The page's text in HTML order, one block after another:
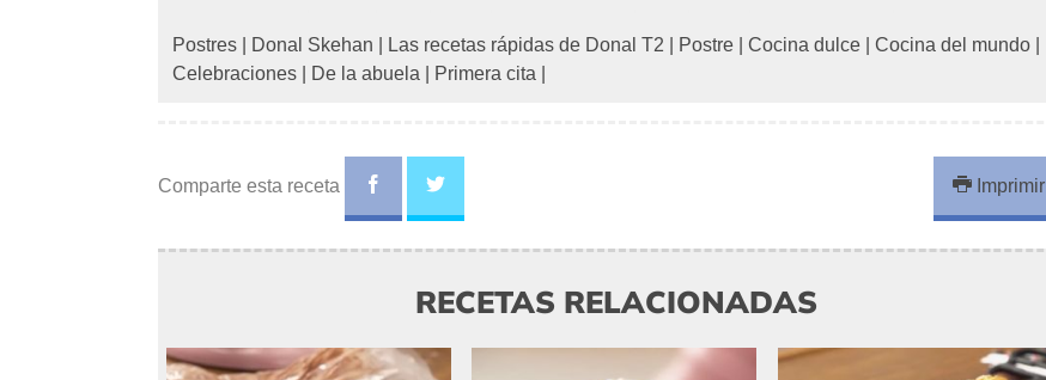
Postres Donal Skehan Las recetas rápidas de Donal T2 Postre Cocina dulce Cocina del mundo
Celebraciones
De la abuela Primera cita
Comparte esta receta Imprimir
RECETAS RELACIONADAS